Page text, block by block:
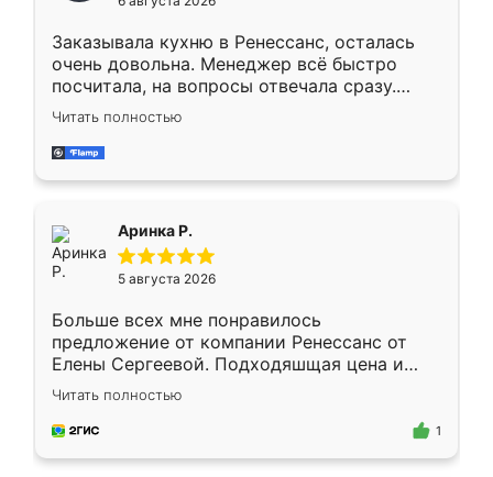
мебели буду заказывать только здесь.
Заказывала кухню в Ренессанс, осталась
очень довольна. Менеджер всё быстро
посчитала, на вопросы отвечала сразу.
Замерщик приехал в субботу, подошёл к
делу со всей ответственностью. Собрали
за день, ребята работали аккуратно, даже
Читать полностью
Аринка Р.
5 августа 2026
Больше всех мне понравилось
предложение от компании Ренессанс от
Елены Сергеевой. Подходяшщая цена и
короткие сроки изготовления. Приехавший
для замера сотрудник Владислав
предложил по моему эскизу самый
Читать полностью
1